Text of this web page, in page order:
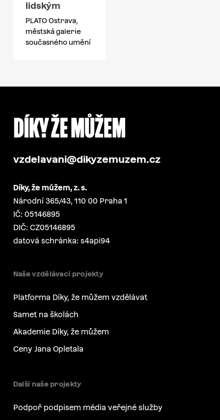
lidským
PLATO Ostrava,
městská galerie
současného umění
vzdelavani@dikyzemuzem.cz
Díky, že můžem, z. s.
Národní 365/43, 110 00 Praha 1
IČ: 05146895
DIČ: CZ05146895
datová schránka: s4api94
Naše vzdělávací projekty
Platforma Díky, že můžem vzdělávat
Samet na školách
Akademie Díky, že můžem
Ceny Jana Opletala
Další naše projekty
Podpoř podpisem média veřejné služby